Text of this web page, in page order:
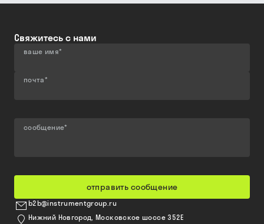
Свяжитесь с нами
ваше имя*
почта*
сообщение*
отправить сообщение
b2b@instrumentgroup.ru
Нижний Новгород, Московское шоссе 352Е